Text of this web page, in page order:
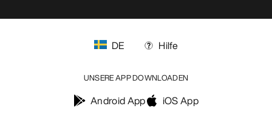
DE Hilfe
UNSERE APP DOWNLOADEN
Android App iOS App